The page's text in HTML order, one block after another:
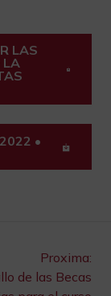
LAS
LA
•
Proxima:
de las Becas